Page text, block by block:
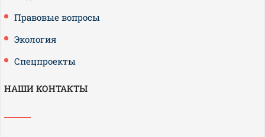
Правовые вопросы
Экология
Спецпроекты
НАШИ КОНТАКТЫ